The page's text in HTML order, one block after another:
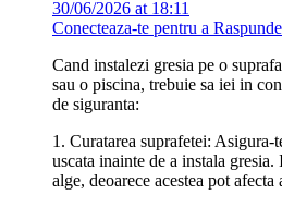
30/06/2026 at 18:11
Conecteaza-te pentru a Raspunde
Cand instalezi gresia pe o
sau o piscina, trebuie sa iei in
de siguranta:
1. Curatarea suprafetei: Asigura-
uscata inainte de a instala
alge, deoarece acestea pot afecta